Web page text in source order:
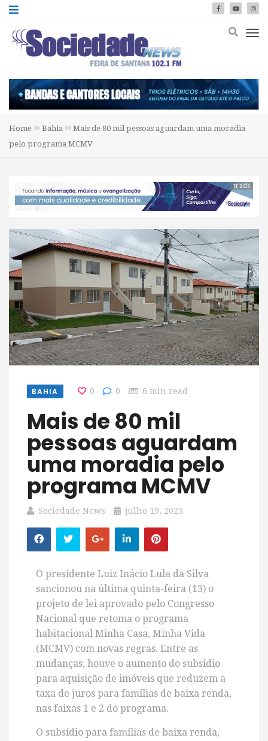
Home Bahia
Mais de 80 mil pessoas aguardam uma moradia
pelo programa MCMV
tt ads
BAHIA 0 0 6 min read
Mais de 80 mil
pessoas aguardam
uma moradia pelo
programa MCMV
Sociedade News julho 19, 2023
O presidente Luiz Inácio Lula da Silva
sancionou na última quinta-feira (13) o
projeto de lei aprovado pelo Congresso
Nacional que retoma o programa
habitacional Minha Casa, Minha Vida
(MCMV) com novas regras. Entre as
mudanças, houve o aumento do subsídio
para aquisição de imóveis que reduzem a
taxa de juros para famílias de baixa renda,
nas faixas 1 e 2 do programa.
O subsídio para famílias de baixa renda,